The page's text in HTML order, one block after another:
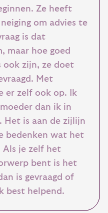
Ze heeft
om advies te
is dat
maar hoe goed
ook zijn, ze doet
Met
er zelf ook op. Ik
dan ik in
is aan de zijlijn
bedenken wat het
Als je zelf het
bent is het
is gevraagd of
best helpend.